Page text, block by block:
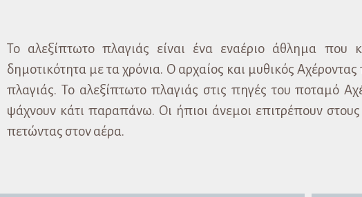
Το αλεξίπτωτο πλαγιάς είναι ένα εναέριο άθλημα που
δημοτικότητα με τα χρόνια. Ο αρχαίος και μυθικός
πλαγιάς. Το αλεξίπτωτο πλαγιάς στις πηγές του ποταμό
ψάχνουν κάτι παραπάνω. Οι ήπιοι άνεμοι επιτρέπουν
πετώντας στον αέρα.